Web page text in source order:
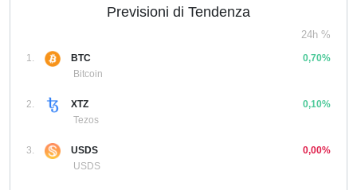
Previsioni di Tendenza
24h %
1.
BTC
Bitcoin
0,70%
2.
XTZ
Tezos
0,10%
3.
USDS
USDS
0,00%